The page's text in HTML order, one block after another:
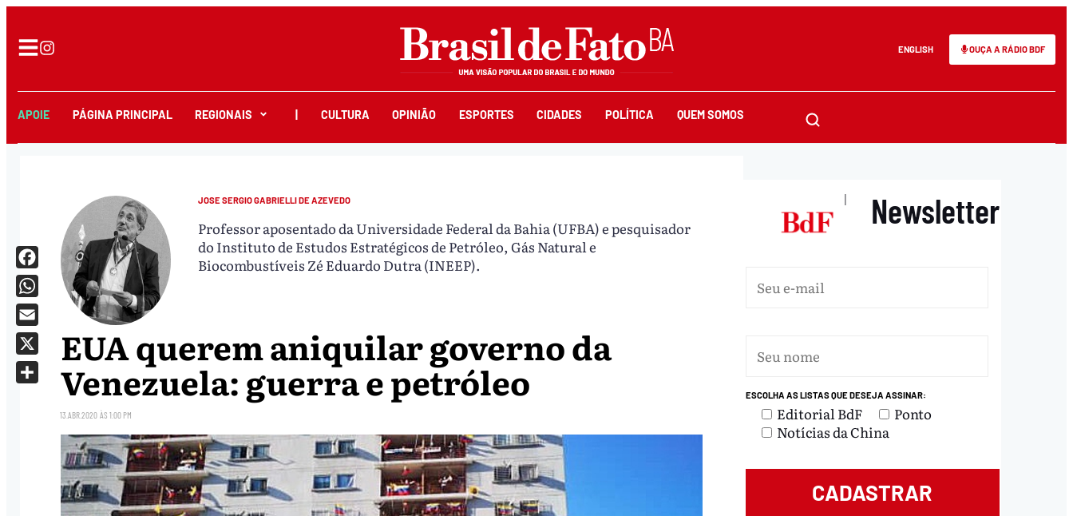
ENGLISH OUÇA A RÁDIO BDF
APOIE PÁGINA PRINCIPAL REGIONAIS CULTURA OPINIÃO ESPORTES CIDADES POLÍTICA QUEM SOMOS
JOSE SERGIO GABRIELLI DE AZEVEDO
Professor aposentado da Universidade Federal da Bahia (UFBA) e pesquisador
do Instituto de Estudos Estratégicos de Petróleo, Gás Natural e
Biocombustíveis Zé Eduardo Dutra (INEEP).
EUA querem aniquilar governo da
Venezuela: guerra e petróleo
13.ABR.2020 ÀS 1:00 PM
Facebook
WhatsApp
Email
X
| Newsletter
ESCOLHA AS LISTAS QUE DESEJA ASSINAR:
Editorial BdF
Ponto
Notícias da China